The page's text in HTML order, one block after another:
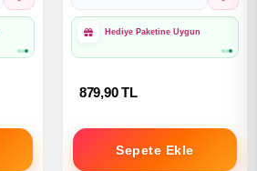
Hediye Paketine Uygun
879,90 TL
Sepete Ekle